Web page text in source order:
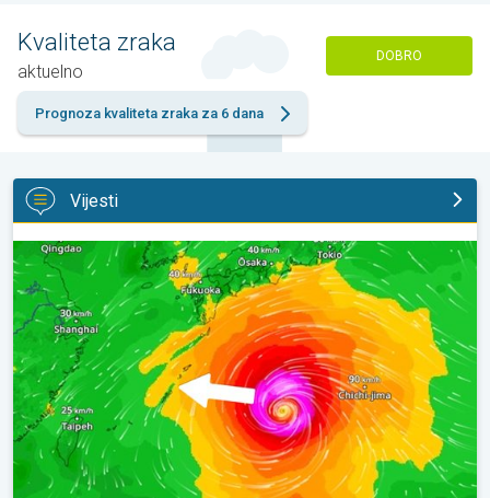
Kvaliteta zraka
aktuelno
DOBRO
Prognoza kvaliteta zraka za 6 dana
Vijesti
Japan se priprema za tajfun Dolphin. Strah od klizišta. . .